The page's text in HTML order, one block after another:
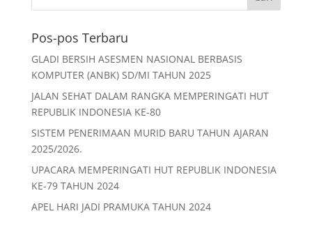
b
o
o
k
p
p
Pos-pos Terbaru
GLADI BERSIH ASESMEN NASIONAL BERBASIS
KOMPUTER (ANBK) SD/MI TAHUN 2025
JALAN SEHAT DALAM RANGKA MEMPERINGATI HUT
REPUBLIK INDONESIA KE-80
SISTEM PENERIMAAN MURID BARU TAHUN AJARAN
2025/2026.
UPACARA MEMPERINGATI HUT REPUBLIK INDONESIA
KE-79 TAHUN 2024
APEL HARI JADI PRAMUKA TAHUN 2024